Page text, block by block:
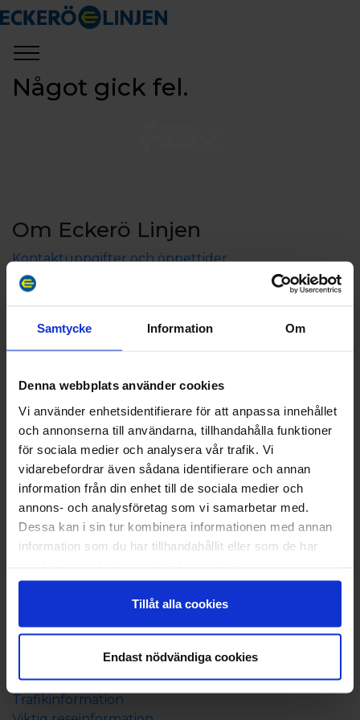
Samtycke Information Om
Denna webbplats använder cookies
Vi använder enhetsidentifierare för att anpassa innehållet
och annonserna till användarna, tillhandahålla funktioner
för sociala medier och analysera vår trafik. Vi
vidarebefordrar även sådana identifierare och annan
information från din enhet till de sociala medier och
annons- och analysföretag som vi samarbetar med.
Dessa kan i sin tur kombinera informationen med annan
information som du har tillhandahållit eller som de har
Tillåt alla cookies
Endast nödvändiga cookies
Något gick fel.
Om Eckerö Linjen
Kontaktuppgifter och öppettider
Aktieägarinformation
Koncerninformation
Sponsring och samarbeten
Press
Boka
Båtresa
Boende på Åland
Resepaket till Åland
Allt om resan
Tidtabell och rutt
Prisinformation
Resebroschyr
Beställ resebroschyr
Nyhetsbrev
Bra att veta
Trafikinformation